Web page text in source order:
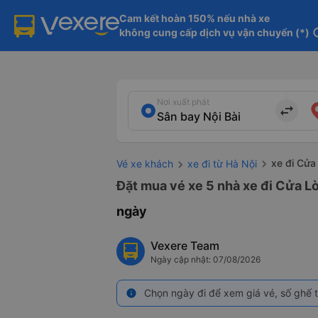
Cam kết hoàn 150% nếu nhà xe
không cung cấp dịch vụ vận chuyển (*)
Nơi xuất phát
import_export
Vé xe khách xe đi từ Hà Nội xe đi
Đặt mua vé xe 5 nhà xe đi Cửa
ngày
Vexere Team
Ngày cập nhật: 07/08/2026
info Chọn ngày đi để xem giá vé, số